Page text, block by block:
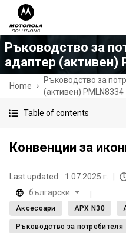
Ръководство за
адаптер (активен)
Home
Ръководство за
(активен) PMLN8334
Table of contents
Конвенции за
Last updated: 1.07.2025 г.
български
Аксесоари APX N30
Ръководство за потребителя